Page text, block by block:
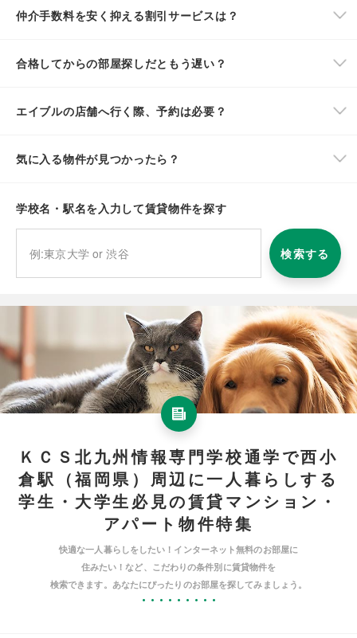
仲介手数料を安く抑える割引サービスは？
合格してからの部屋探しだともう遅い？
エイブルの店舗へ行く際、予約は必要？
気に入る物件が見つかったら？
学校名・駅名を入力して賃貸物件を探す
検索する
ＫＣＳ北九州情報専門学校通学で西小
倉駅（福岡県）周辺に一人暮らしする
学生・大学生必見の賃貸マンション・
アパート物件特集
快適な一人暮らしをしたい！インターネット無料のお部屋に
住みたい！など、こだわりの条件別に賃貸物件を
検索できます。あなたにぴったりのお部屋を探してみましょう。